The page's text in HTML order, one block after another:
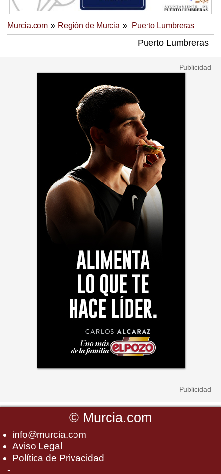
Murcia.com Región de Murcia Puerto Lumbreras
Puerto Lumbreras
© Murcia.com
info@murcia.com
Aviso Legal
Política de Privacidad
-